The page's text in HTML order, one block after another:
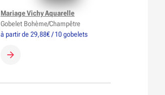
à partir de 29,88€ / 10 gobelets
CRÉER MON GOBELET
Mariage Vichy Aquarelle
Gobelet Bohème/Champêtre